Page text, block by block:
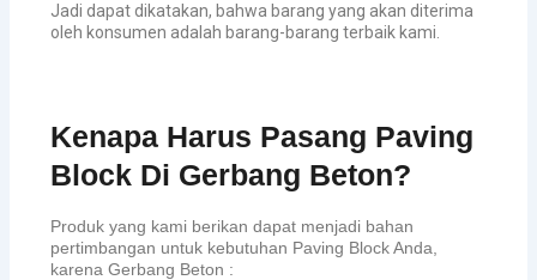
Jadi dapat dikatakan, bahwa barang yang akan diterima
oleh konsumen adalah barang-barang terbaik kami.
Kenapa Harus Pasang Paving
Block Di Gerbang Beton?
Produk yang kami berikan dapat menjadi bahan
pertimbangan untuk kebutuhan Paving Block Anda,
karena Gerbang Beton :